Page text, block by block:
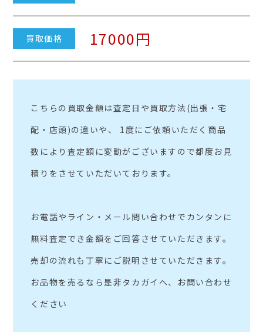
買取価格 17000円
こちらの買取金額は査定日や買取方法(出張・宅
配・店頭)の違いや、 1度にご依頼いただく商品
数により査定額に変動がございますので都度お見
積りをさせていただいております。
お電話やライン・メール問い合わせでカンタンに
無料査定でき金額をご回答させていただきます。
売却の流れも丁寧にご説明させていただきます。
お品物を売るなら是非タカガイへ、お問い合わせ
ください